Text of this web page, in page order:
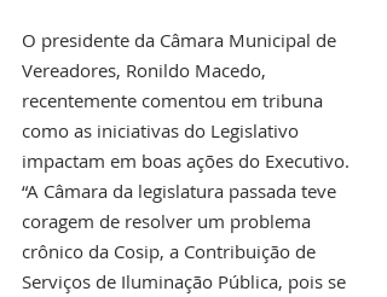
O presidente da Câmara Municipal de
Vereadores, Ronildo Macedo,
recentemente comentou em tribuna
como as iniciativas do Legislativo
impactam em boas ações do Executivo.
“A Câmara da legislatura passada teve
coragem de resolver um problema
crônico da Cosip, a Contribuição de
Serviços de Iluminação Pública, pois se